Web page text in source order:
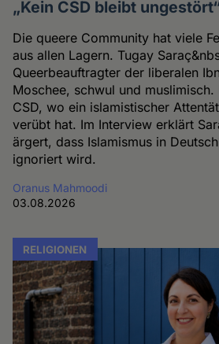
„Kein CSD bleibt
Die queere Community hat viele
aus allen Lagern. Tugay
Queerbeauftragter der liberalen
Moschee, schwul und
CSD, wo ein islamistischer
verübt hat. Im Interview erklärt
ärgert, dass Islamismus in
ignoriert wird.
Oranus Mahmoodi
03.08.2026
RELIGIONEN